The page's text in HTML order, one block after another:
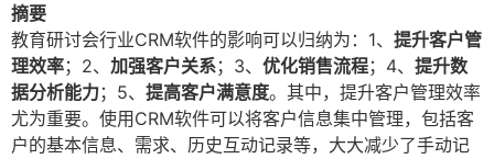
摘要
教育研讨会行业CRM软件的影响可以归纳为：1、 提升客户管
理效率；2、 加强客户关系；3、 优化销售流程；4、 提升数
据分析能力；5、 提高客户满意度。其中，提升客户管理效率
尤为重要。使用CRM软件可以将客户信息集中管理，包括客
户的基本信息、需求、历史互动记录等，大大减少了手动记